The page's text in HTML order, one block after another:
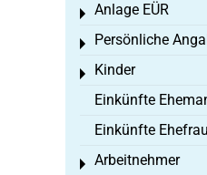
Anlage EÜR
Toggle menu
Persönliche
Toggle menu
Kinder
Toggle menu
Einkünfte
Einkünfte Ehefrau
Arbeitnehmer
Toggle menu